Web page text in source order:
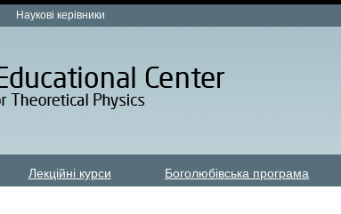
Наукові керівники
Лекційні курси Боголюбівська програма